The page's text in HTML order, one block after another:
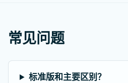
常见问题
标准版和主要区别？